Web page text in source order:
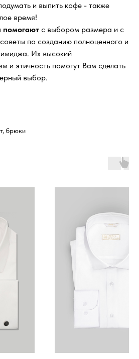
и выпить кофе - также
время!
помогают с выбором размера и с
по созданию полноценного и
Их высокий
и этичность помогут Вам сделать
выбор.
брюки